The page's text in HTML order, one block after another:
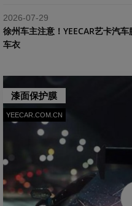
2026-07-29
徐州车主注意！YEECAR艺卡汽
车衣
漆面保护膜
YEECAR.COM.CN